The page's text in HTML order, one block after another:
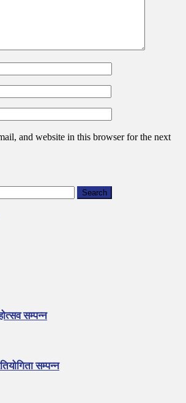
and website in this browser for the next
सम्पन्न
सम्पन्न